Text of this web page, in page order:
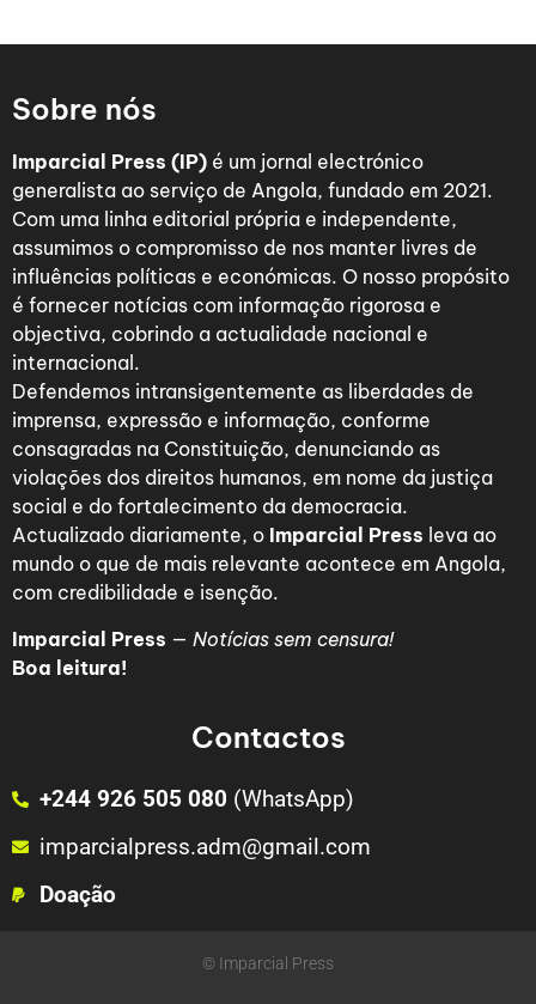
Sobre nós
Imparcial Press (IP) é um jornal electrónico
generalista ao serviço de Angola, fundado em 2021.
Com uma linha editorial própria e independente,
assumimos o compromisso de nos manter livres de
influências políticas e económicas. O nosso propósito
é fornecer notícias com informação rigorosa e
objectiva, cobrindo a actualidade nacional e
internacional.
Defendemos intransigentemente as liberdades de
imprensa, expressão e informação, conforme
consagradas na Constituição, denunciando as
violações dos direitos humanos, em nome da justiça
social e do fortalecimento da democracia.
Actualizado diariamente, o Imparcial Press leva ao
mundo o que de mais relevante acontece em Angola,
com credibilidade e isenção.
Imparcial Press — Notícias sem censura!
Boa leitura!
Contactos
+244 926 505 080 (WhatsApp)
imparcialpress.adm@gmail.com
Doação
© Imparcial Press